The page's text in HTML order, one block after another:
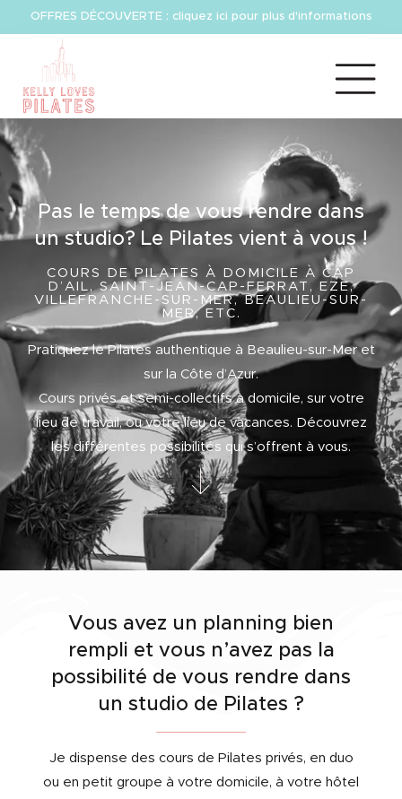
OFFRES DÉCOUVERTE : cliquez ici pour plus d'informations
Pas le temps de vous rendre dans
un studio? Le Pilates vient à vous !
COURS DE PILATES À DOMICILE À CAP
D’AIL, SAINT-JEAN-CAP-FERRAT, EZE,
VILLEFRANCHE-SUR-MER, BEAULIEU-SUR-
MER, ETC.
Pratiquez le Pilates authentique à Beaulieu-sur-Mer et
sur la Côte d’Azur.
Cours privés et semi-collectifs à domicile, sur votre
lieu de travail, ou votre lieu de vacances. Découvrez
les différentes possibilités qui s’offrent à vous.
Vous avez un planning bien
rempli et vous n’avez pas la
possibilité de vous rendre dans
un studio de Pilates ?
Je dispense des cours de Pilates privés, en duo
ou en petit groupe à votre domicile, à votre hôtel